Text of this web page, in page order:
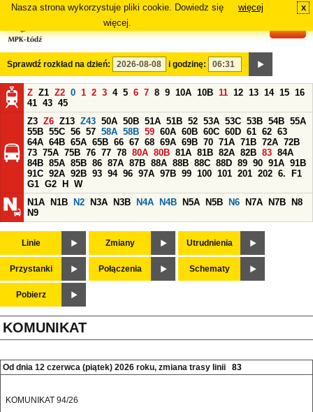
Nasza strona wykorzystuje pliki cookie. Dowiedz się
więcej.
więcej x
Sprawdź rozkład na dzień: i godzinę:
Z Z1 Z2 0 1 2 3 4 5 6 7 8 9 10A 10B 11 12 13 14 15 16
41 43 45
Z3 Z6 Z13 Z43 50A 50B 51A 51B 52 53A 53C 53B 54B 55A
55B 55C 56 57 58A 58B 59 60A 60B 60C 60D 61 62 63
64A 64B 65A 65B 66 67 68 69A 69B 70 71A 71B 72A 72B
73 75A 75B 76 77 78 80A 80B 81A 81B 82A 82B 83 84A
84B 85A 85B 86 87A 87B 88A 88B 88C 88D 89 90 91A 91B
91C 92A 92B 93 94 96 97A 97B 99 100 101 201 202 6.
F1
G1 G2 H
W
N1A
N1B N2 N3A N3B N4A N4B N5A N5B N6 N7A N7B
N8
N9
Linie Zmiany Utrudnienia
Przystanki Połączenia Schematy
Pobierz
KOMUNIKAT
Od dnia 12 czerwca (piątek) 2026 roku, zmiana trasy linii 83
KOMUNIKAT 94/26